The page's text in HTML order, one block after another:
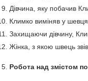
Дівчина, яку побачив
Климко виміняв у
Захищаючи дівчину,
Жінка, з якою швець
Робота над змістом